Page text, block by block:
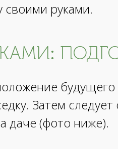
своими руками.
Затем следует
даче (фото ниже).